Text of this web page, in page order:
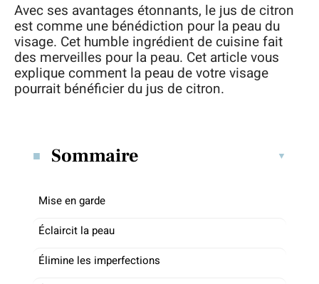
Avec ses avantages étonnants, le jus de citron
est comme une bénédiction pour la peau du
visage. Cet humble ingrédient de cuisine fait
des merveilles pour la peau. Cet article vous
explique comment la peau de votre visage
pourrait bénéficier du jus de citron.
Sommaire
Mise en garde
Éclaircit la peau
Élimine les imperfections